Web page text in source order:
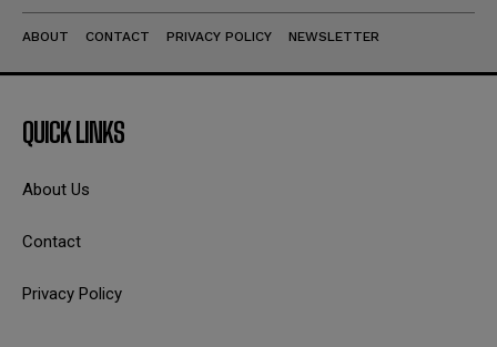
ABOUT CONTACT PRIVACY POLICY NEWSLETTER
QUICK LINKS
About Us
Contact
Privacy Policy